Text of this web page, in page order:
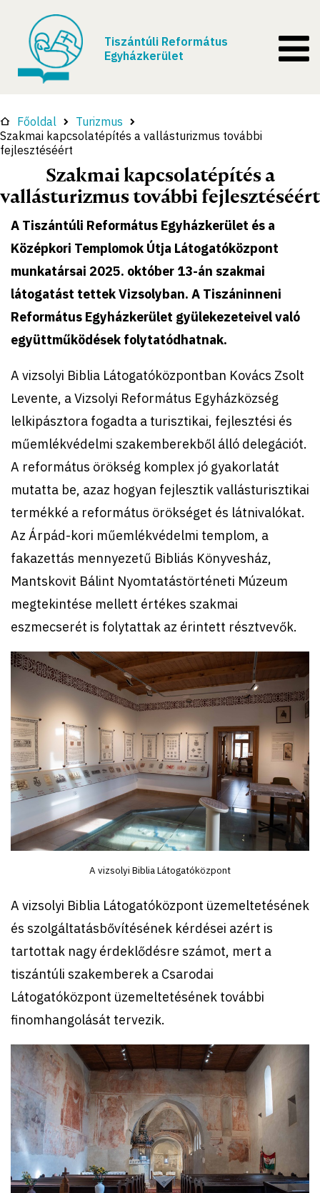
Tiszántúli Református
Egyházkerület
Főoldal
Turizmus
Szakmai kapcsolatépítés a vallásturizmus további
fejlesztéséért
Szakmai kapcsolatépítés a
vallásturizmus további fejlesztéséért
A Tiszántúli Református Egyházkerület és a
Középkori Templomok Útja Látogatóközpont
munkatársai 2025. október 13-án szakmai
látogatást tettek Vizsolyban. A Tiszáninneni
Református Egyházkerület gyülekezeteivel való
együttműködések folytatódhatnak.
A vizsolyi Biblia Látogatóközpontban Kovács Zsolt
Levente, a Vizsolyi Református Egyházközség
lelkipásztora fogadta a turisztikai, fejlesztési és
műemlékvédelmi szakemberekből álló delegációt.
A református örökség komplex jó gyakorlatát
mutatta be, azaz hogyan fejlesztik vallásturisztikai
termékké a református örökséget és látnivalókat.
Az Árpád-kori műemlékvédelmi templom, a
fakazettás mennyezetű Bibliás Könyvesház,
Mantskovit Bálint Nyomtatástörténeti Múzeum
megtekintése mellett értékes szakmai
eszmecserét is folytattak az érintett résztvevők.
A vizsolyi Biblia Látogatóközpont
A vizsolyi Biblia Látogatóközpont üzemeltetésének
és szolgáltatásbővítésének kérdései azért is
tartottak nagy érdeklődésre számot, mert a
tiszántúli szakemberek a Csarodai
Látogatóközpont üzemeltetésének további
finomhangolását tervezik.